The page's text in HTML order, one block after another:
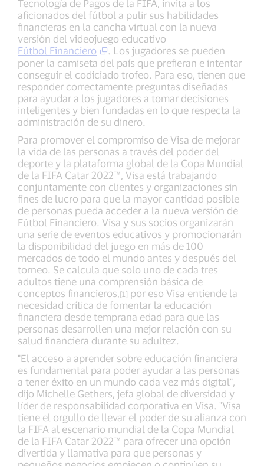
Tecnología de Pagos de la FIFA, invita a los
aficionados del fútbol a pulir sus habilidades
financieras en la cancha virtual con la nueva
versión del videojuego educativo
Fútbol Financiero
. Los jugadores se pueden
poner la camiseta del país que prefieran e intentar
conseguir el codiciado trofeo. Para eso, tienen que
responder correctamente preguntas diseñadas
para ayudar a los jugadores a tomar decisiones
inteligentes y bien fundadas en lo que respecta la
administración de su dinero.
Para promover el compromiso de Visa de mejorar
la vida de las personas a través del poder del
deporte y la plataforma global de la Copa Mundial
de la FIFA Catar 2022™, Visa está trabajando
conjuntamente con clientes y organizaciones sin
fines de lucro para que la mayor cantidad posible
de personas pueda acceder a la nueva versión de
Fútbol Financiero. Visa y sus socios organizarán
una serie de eventos educativos y promocionarán
la disponibilidad del juego en más de 100
mercados de todo el mundo antes y después del
torneo. Se calcula que solo uno de cada tres
adultos tiene una comprensión básica de
conceptos financieros,[1] por eso Visa entiende la
necesidad crítica de fomentar la educación
financiera desde temprana edad para que las
personas desarrollen una mejor relación con su
salud financiera durante su adultez.
"El acceso a aprender sobre educación financiera
es fundamental para poder ayudar a las personas
a tener éxito en un mundo cada vez más digital",
dijo Michelle Gethers, jefa global de diversidad y
líder de responsabilidad corporativa en Visa. "Visa
tiene el orgullo de llevar el poder de su alianza con
la FIFA al escenario mundial de la Copa Mundial
de la FIFA Catar 2022™ para ofrecer una opción
divertida y llamativa para que personas y